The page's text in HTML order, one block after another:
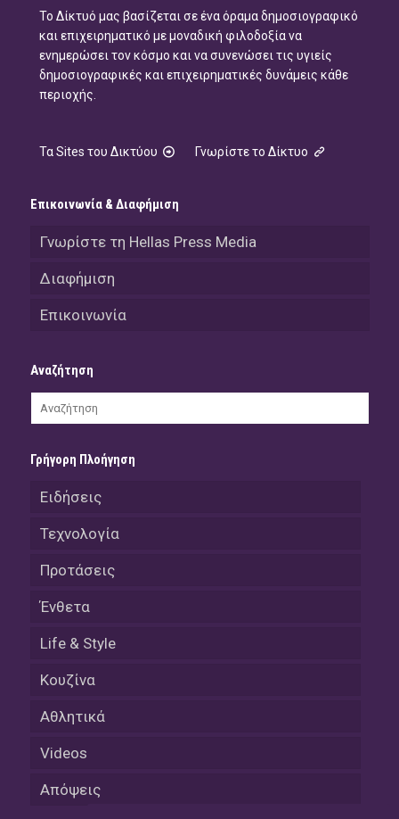
Το Δίκτυό μας βασίζεται σε ένα όραμα δημοσιογραφικό
και επιχειρηματικό με μοναδική φιλοδοξία να
ενημερώσει τον κόσμο και να συνενώσει τις υγιείς
δημοσιογραφικές και επιχειρηματικές δυνάμεις κάθε
περιοχής.
Τα Sites του Δικτύου Γνωρίστε το Δίκτυο
Επικοινωνία & Διαφήμιση
Γνωρίστε τη Hellas Press Media
Διαφήμιση
Επικοινωνία
Αναζήτηση
Γρήγορη Πλοήγηση
Ειδήσεις
Τεχνολογία
Προτάσεις
Ένθετα
Life & Style
Κουζίνα
Αθλητικά
Videos
Απόψεις